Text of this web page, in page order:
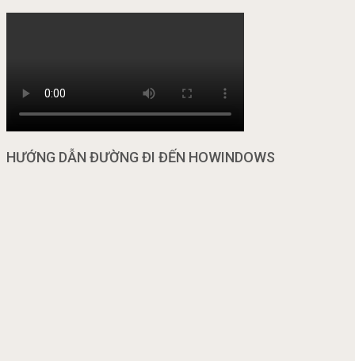
HƯỚNG DẪN ĐƯỜNG ĐI ĐẾN HOWINDOWS